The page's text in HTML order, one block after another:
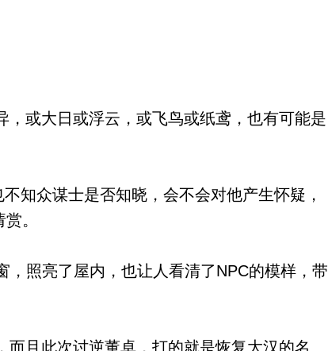
或大日或浮云，或飞鸟或纸鸢，也有可能是
知众谋士是否知晓，会不会对他产生怀疑，
。
照亮了屋内，也让人看清了NPC的模样，带
且此次讨逆董卓，打的就是恢复大汉的名